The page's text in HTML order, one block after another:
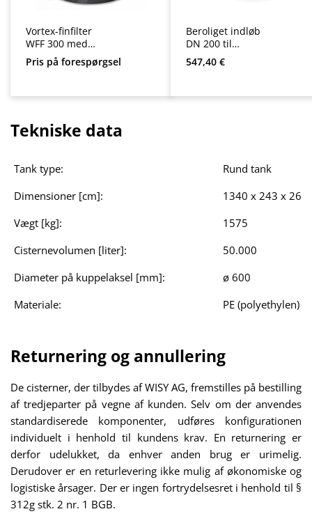
Vortex-finfilter
WFF 300 med
plastdæksel
Pris på forespørgsel
Beroliget indløb
DN 200 til
cisterner
Almindelig pris:
547,40 €
Tekniske data
Tank type:
Rund tank
Dimensioner [cm]:
1340 x 243 x 260
Vægt [kg]:
1575
Cisternevolumen [liter]:
50.000
Diameter på kuppelaksel [mm]:
ø 600
Materiale:
PE (polyethylen)
Returnering og annullering
De cisterner, der tilbydes af WISY AG, fremstilles på bestilling
af tredjeparter på vegne af kunden. Selv om der anvendes
standardiserede komponenter, udføres konfigurationen
individuelt i henhold til kundens krav. En returnering er
derfor udelukket, da enhver anden brug er urimelig.
Derudover er en returlevering ikke mulig af økonomiske og
logistiske årsager. Der er ingen fortrydelsesret i henhold til §
312g stk. 2 nr. 1 BGB.